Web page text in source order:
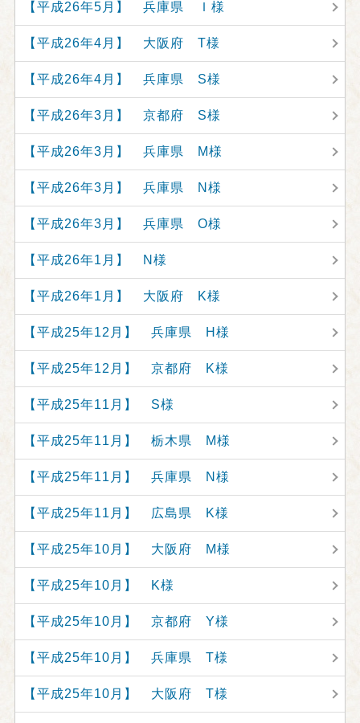
【平成26年5月】 兵庫県 Ｉ様
【平成26年4月】 大阪府 T様
【平成26年4月】 兵庫県 S様
【平成26年3月】 京都府 S様
【平成26年3月】 兵庫県 M様
【平成26年3月】 兵庫県 N様
【平成26年3月】 兵庫県 O様
【平成26年1月】 N様
【平成26年1月】 大阪府 K様
【平成25年12月】 兵庫県 H様
【平成25年12月】 京都府 K様
【平成25年11月】 S様
【平成25年11月】 栃木県 M様
【平成25年11月】 兵庫県 N様
【平成25年11月】 広島県 K様
【平成25年10月】 大阪府 M様
【平成25年10月】 K様
【平成25年10月】 京都府 Y様
【平成25年10月】 兵庫県 T様
【平成25年10月】 大阪府 T様